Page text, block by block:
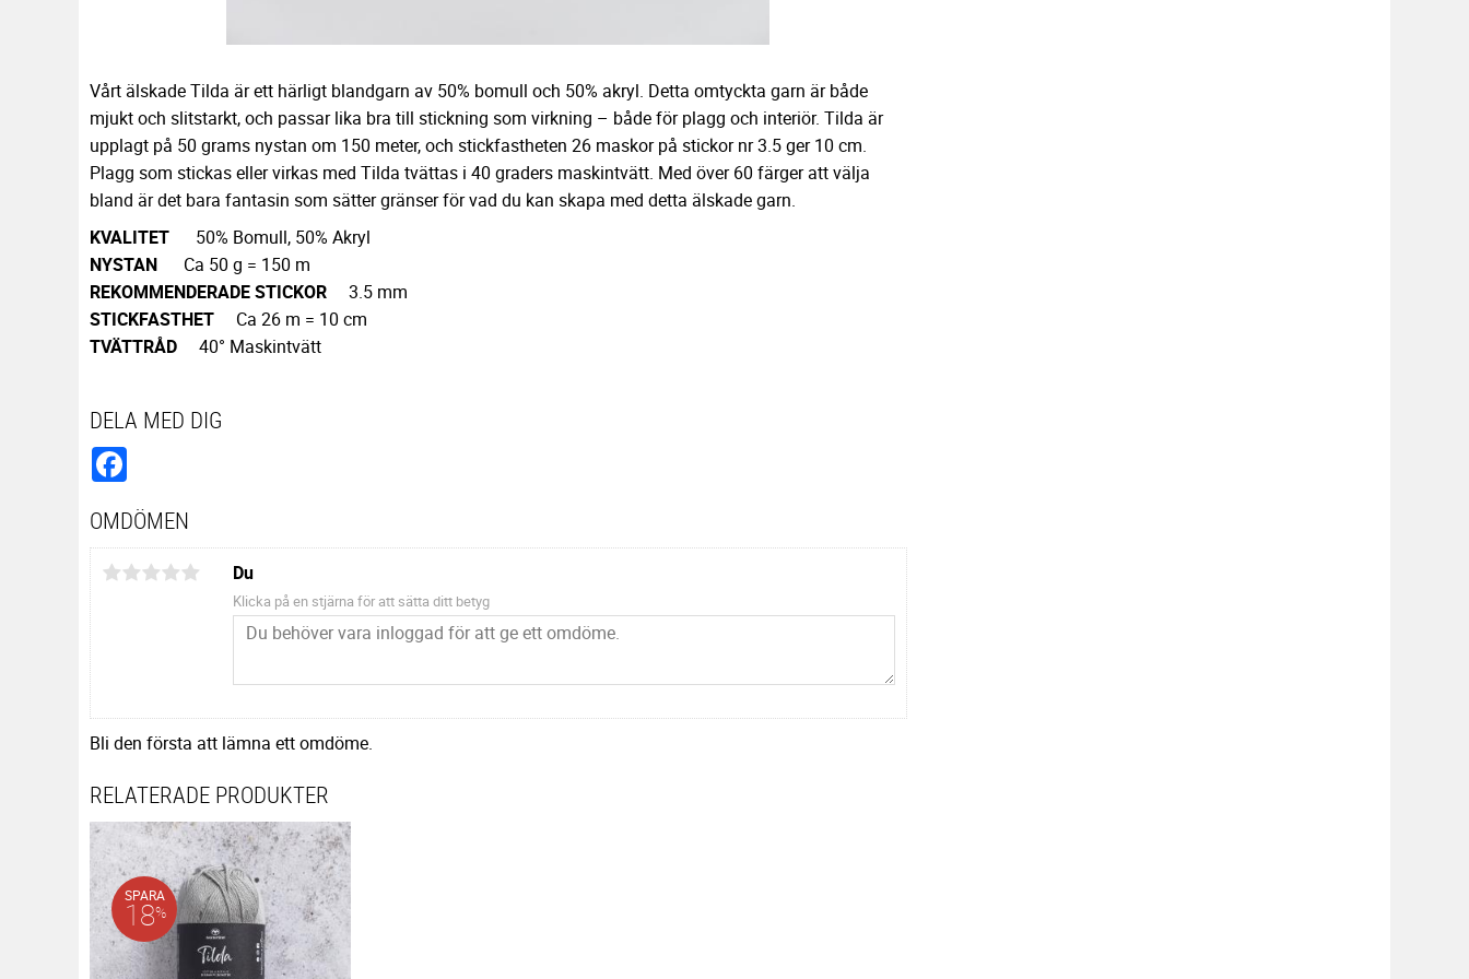
Vårt älskade Tilda är ett härligt blandgarn av 50% bomull och 50% akryl. Detta omtyckta garn är både
mjukt och slitstarkt, och passar lika bra till stickning som virkning – både för plagg och interiör. Tilda är
upplagt på 50 grams nystan om 150 meter, och stickfastheten 26 maskor på stickor nr 3.5 ger 10 cm.
Plagg som stickas eller virkas med Tilda tvättas i 40 graders maskintvätt. Med över 60 färger att välja
bland är det bara fantasin som sätter gränser för vad du kan skapa med detta älskade garn.
KVALITET 50% Bomull, 50% Akryl
NYSTAN Ca 50 g = 150 m
REKOMMENDERADESTICKOR 3.5 mm
STICKFASTHET Ca 26 m = 10 cm
TVÄTTRÅD 40° Maskintvätt
DELA MED DIG
OMDÖMEN
Du
Klicka på en stjärna för att sätta ditt betyg
Bli den första att lämna ett omdöme.
RELATERADE PRODUKTER
SPARA
18%